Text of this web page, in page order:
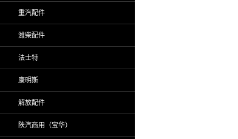
重汽配件
潍柴配件
法士特
康明斯
解放配件
陕汽商用（宝华）